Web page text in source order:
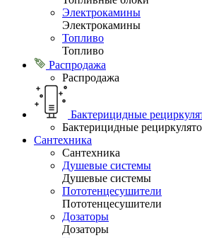
Электрокамины
Электрокамины
Топливо
Топливо
Распродажа
Распродажа
Бактерицидные
Бактерицидные
Сантехника
Сантехника
Душевые системы
Душевые системы
Пототенцесушители
Пототенцесушители
Дозаторы
Дозаторы